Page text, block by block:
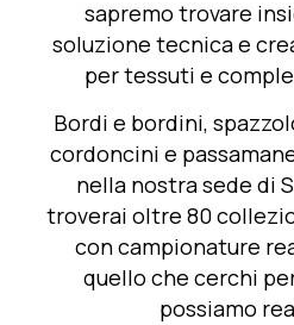
sapremo trovare
soluzione tecnica e
per tessuti e
Bordi e bordini,
cordoncini e passam
nella nostra sede di
troverai oltre 80
con campionature
quello che cerchi
possiamo